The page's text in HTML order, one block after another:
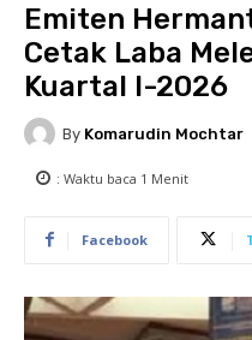
Emiten
Cetak Laba
Kuartal I-2026
By Komarudin Mochtar
: Waktu baca 1 Menit
Facebook